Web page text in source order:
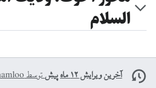
السلام
آخرین ویرایش ۱۲ ماه پیش توسط